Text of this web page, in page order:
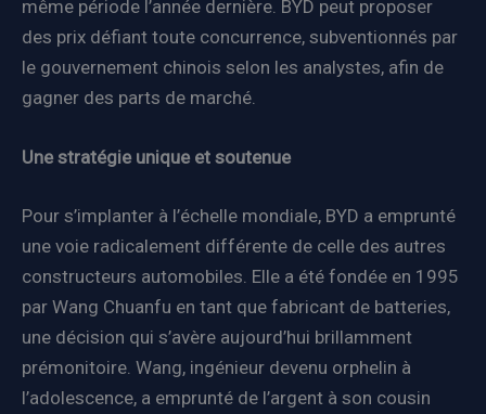
même période l’année dernière. BYD peut proposer
des prix défiant toute concurrence, subventionnés par
le gouvernement chinois selon les analystes, afin de
gagner des parts de marché.
Une stratégie unique et soutenue
Pour s’implanter à l’échelle mondiale, BYD a emprunté
une voie radicalement différente de celle des autres
constructeurs automobiles. Elle a été fondée en 1995
par Wang Chuanfu en tant que fabricant de batteries,
une décision qui s’avère aujourd’hui brillamment
prémonitoire. Wang, ingénieur devenu orphelin à
l’adolescence, a emprunté de l’argent à son cousin